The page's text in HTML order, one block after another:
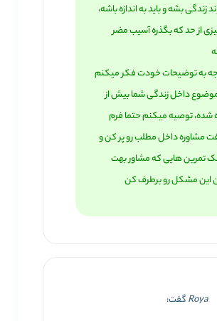
زندگی بشه و باید به اندازه باشه،
از حد که بگذره آسیب مضر
به توضیحات خودت فکر میکنم
داخل زندگی شما بیش از
شده، توصیه میکنم حتما فرم
مشاوره داخل مطلب رو پر کن و
تمرین هایی که مشاور بهت
این مشکل رو برطرف کن
Royaگفت: